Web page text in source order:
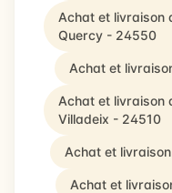
Achat et livraison
Quercy - 24550
Achat et
Achat et livraison
Villadeix - 24510
Achat et
Achat et